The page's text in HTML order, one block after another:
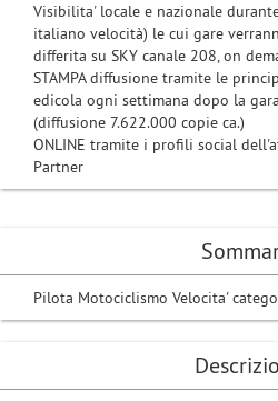
Pilota Motociclismo Velocita'
Visibilita' locale e nazionale
italiano velocità) le cui gare
differita su SKY canale 208, on
STAMPA diffusione tramite le
edicola ogni settimana dopo la
(diffusione 7.622.000 copie ca.)
ONLINE tramite i profili social
Partner